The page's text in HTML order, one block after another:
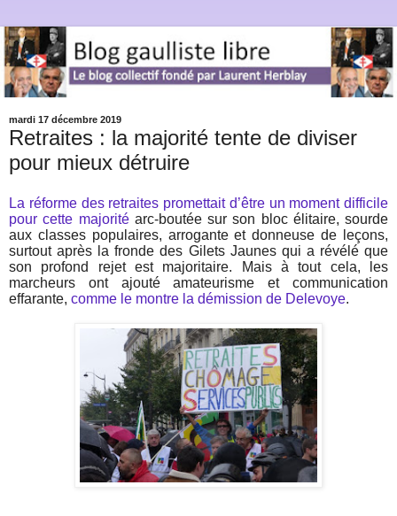
mardi 17 décembre 2019
Retraites : la majorité tente de diviser
pour mieux détruire
La réforme des retraites promettait d’être un moment difficile
pour cette majoritéarc-boutée sur son bloc élitaire, sourde
aux classes populaires, arrogante et donneuse de leçons,
surtout après la fronde des Gilets Jaunes qui a révélé que
son profond rejet est majoritaire. Mais à tout cela, les
marcheurs ont ajouté amateurisme et communication
effarante, comme le montre la démission de Delevoye.